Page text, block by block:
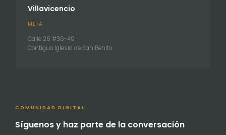
Villavicencio
META
Calle 26 #36-49
Contiguo Iglesia de San Benito
COMUNIDAD DIGITAL
Síguenos y haz parte de la conversación